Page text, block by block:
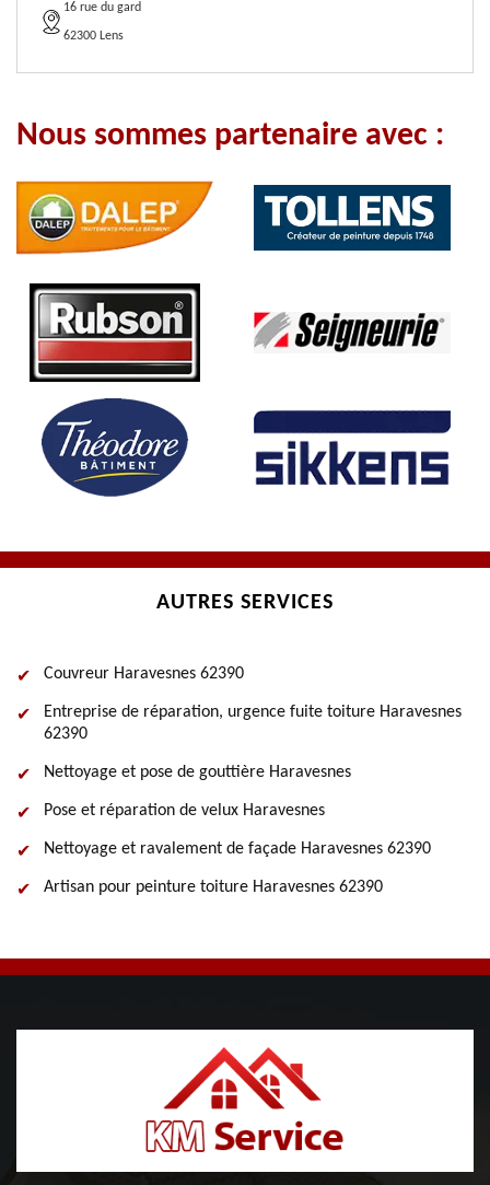
16 rue du gard
62300 Lens
Nous sommes partenaire avec :
AUTRES SERVICES
Couvreur Haravesnes 62390
Entreprise de réparation, urgence fuite toiture Haravesnes
62390
Nettoyage et pose de gouttière Haravesnes
Pose et réparation de velux Haravesnes
Nettoyage et ravalement de façade Haravesnes 62390
Artisan pour peinture toiture Haravesnes 62390